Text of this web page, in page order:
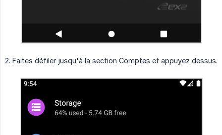
2. Faites défiler jusqu'à la section Comptes et appuyez dessus.